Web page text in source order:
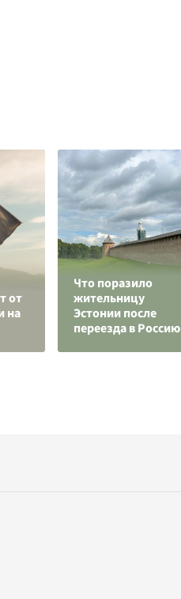
от
на
Что поразило
жительницу
Эстонии после
переезда в Россию